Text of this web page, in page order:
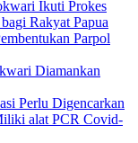
Ikuti Prokes
Rakyat Papua
Parpol
Diamankan
Perlu Digencarkan
alat PCR Covid-